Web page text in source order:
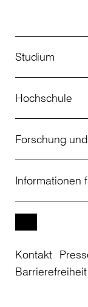
Studium
Bewerbung
Weiterbildung
Hochschule
Über uns
Aktuelles
Forschung
Projekte
Informationen
Studierende
Kontakt
Barrierefreiheit